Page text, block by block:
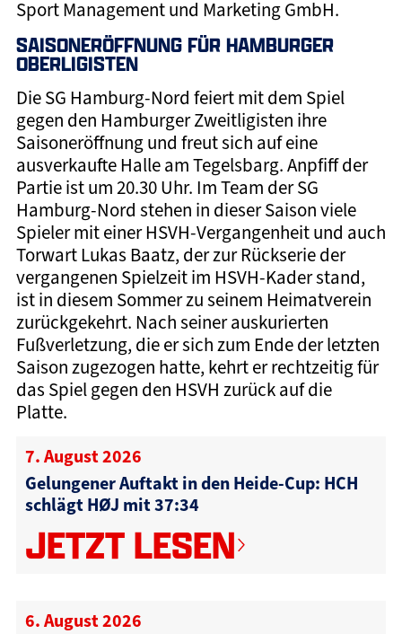
Sport Management und Marketing GmbH.
SAISONERÖFFNUNG FÜR HAMBURGER
OBERLIGISTEN
Die SG Hamburg-Nord feiert mit dem Spiel
gegen den Hamburger Zweitligisten ihre
Saisoneröffnung und freut sich auf eine
ausverkaufte Halle am Tegelsbarg. Anpfiff der
Partie ist um 20.30 Uhr. Im Team der SG
Hamburg-Nord stehen in dieser Saison viele
Spieler mit einer HSVH-Vergangenheit und auch
Torwart Lukas Baatz, der zur Rückserie der
vergangenen Spielzeit im HSVH-Kader stand,
ist in diesem Sommer zu seinem Heimatverein
zurückgekehrt. Nach seiner auskurierten
Fußverletzung, die er sich zum Ende der letzten
Saison zugezogen hatte, kehrt er rechtzeitig für
das Spiel gegen den HSVH zurück auf die
Platte.
7. August 2026
Gelungener Auftakt in den Heide-Cup: HCH
schlägt HØJ mit 37:34
JETZT LESEN
6. August 2026